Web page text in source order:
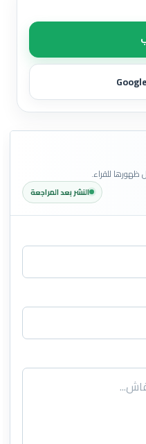
ظهورها للقراء.
النشر بعد المراجعة